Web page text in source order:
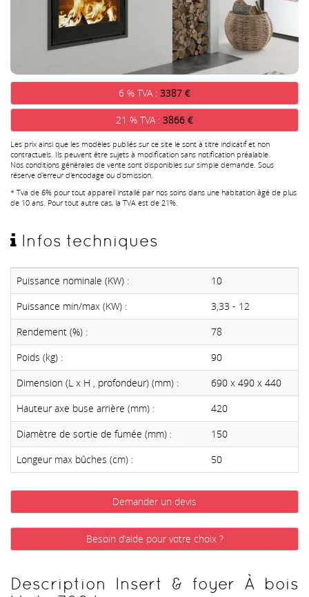
6 % TVA : 3387 €
21 % TVA : 3866 €
Les prix ainsi que les modèles publiés sur ce site le sont à titre indicatif et non
contractuels. Ils peuvent être sujets à modification sans notification préalable.
Nos conditions générales de vente sont disponibles sur simple demande. Sous
réserve d'erreur d'encodage ou d'omission.
* Tva de 6% pour tout appareil installé par nos soins dans une habitation âgé de plus
de 10 ans. Pour tout autre cas, la TVA est de 21%.
Infos techniques
Puissance nominale (KW) :
10
Puissance min/max (KW) :
3,33 - 12
Rendement (%) :
78
Poids (kg) :
90
Dimension (L x H , profondeur) (mm) :
690 x 490 x 440
Hauteur axe buse arrière (mm) :
420
Diamètre de sortie de fumée (mm) :
150
Longeur max bûches (cm) :
50
Demander un devis
Besoin d'aide pour votre choix ?
Description Insert & foyer À bois